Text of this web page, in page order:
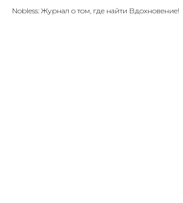
Nobless: Журнал о том, где найти Вдохновение!